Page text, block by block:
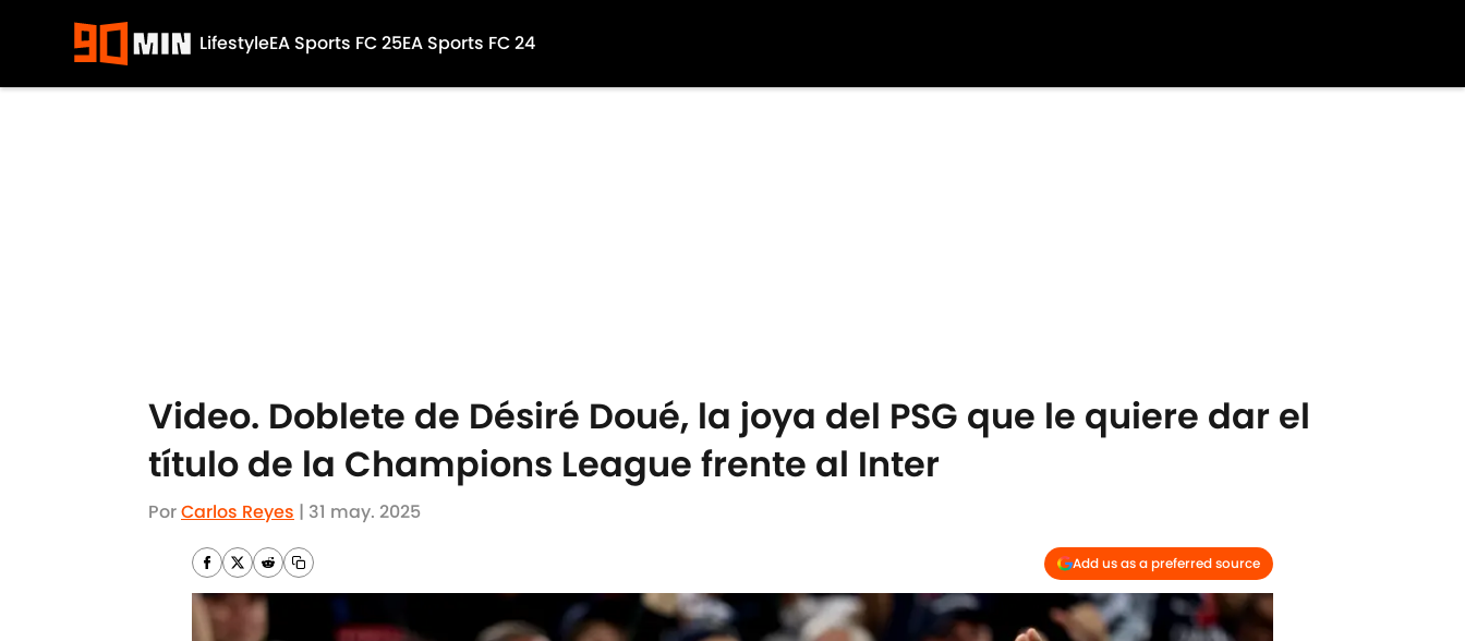
LifestyleEA Sports FC 25EA Sports FC 24
Video. Doblete de Désiré Doué, la joya del PSG que le quiere dar el
título de la Champions League frente al Inter
PorCarlos Reyes | 31 may. 2025
Add us as a preferred source